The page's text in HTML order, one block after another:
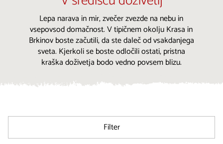
Lepa narava in mir, zvečer zvezde na nebu in
vsepovsod domačnost. V tipičnem okolju Krasa in
Brkinov boste začutili, da ste daleč od vsakdanjega
sveta. Kjerkoli se boste odločili ostati, pristna
kraška doživetja bodo vedno povsem blizu.
Filter